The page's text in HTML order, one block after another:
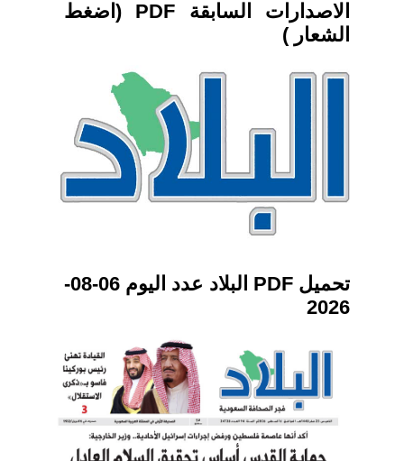
الاصدارات السابقة PDF (اضغط
الشعار )
تحميل PDF البلاد عدد اليوم 06-08-
2026